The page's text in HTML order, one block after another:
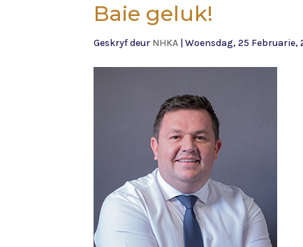
Baie geluk!
Geskryf deur NHKA |Woensdag, 25 Februarie,